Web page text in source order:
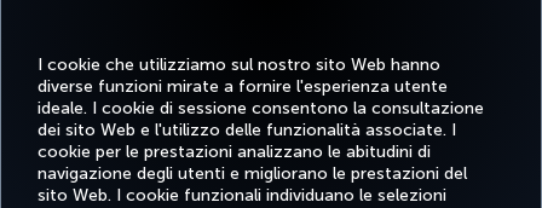
I cookie che utilizziamo sul nostro sito Web hanno
diverse funzioni mirate a fornire l'esperienza utente
ideale. I cookie di sessione consentono la consultazione
dei sito Web e l'utilizzo delle funzionalità associate. I
cookie per le prestazioni analizzano le abitudini di
navigazione degli utenti e migliorano le prestazioni del
sito Web. I cookie funzionali individuano le selezioni
MIGLIOR WI-FI D'EUROPA